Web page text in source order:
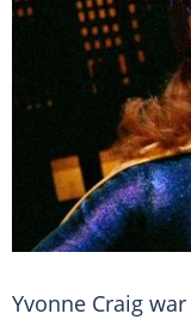
Yvonne Craig